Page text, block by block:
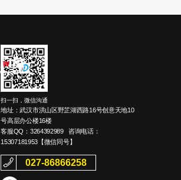
扫一扫，微信沟通
地址：武汉市洪山区野芷湖西路16号创意天地10
号高层办公楼16楼
客服QQ： 3264392989咨询电话：
15307181953 【微信同号】
027-86866258